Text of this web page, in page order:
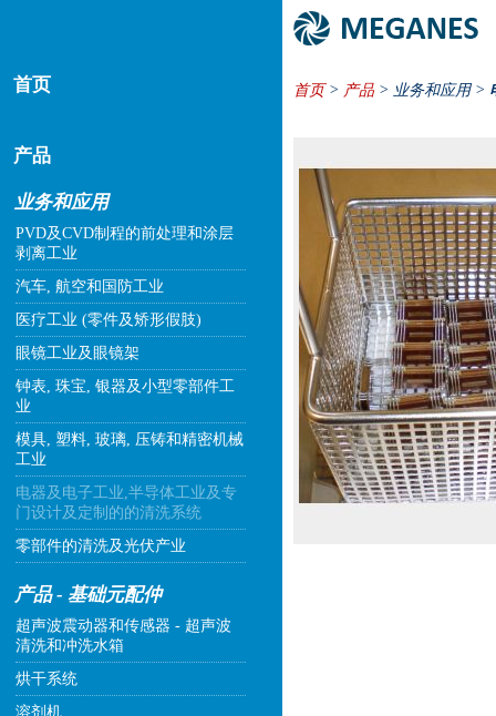
首页
产品
业务和应用
PVD及CVD制程的前处理和涂层
剥离工业
汽车, 航空和国防工业
医疗工业 (零件及矫形假肢)
眼镜工业及眼镜架
钟表, 珠宝, 银器及小型零部件工
业
模具, 塑料, 玻璃, 压铸和精密机械
工业
电器及电子工业,半导体工业及专
门设计及定制的的清洗系统
零部件的清洗及光伏产业
产品 - 基础元配仲
超声波震动器和传感器 - 超声波
清洗和冲洗水箱
烘干系统
溶剂机
首页> 产品 > 业务和应用 >